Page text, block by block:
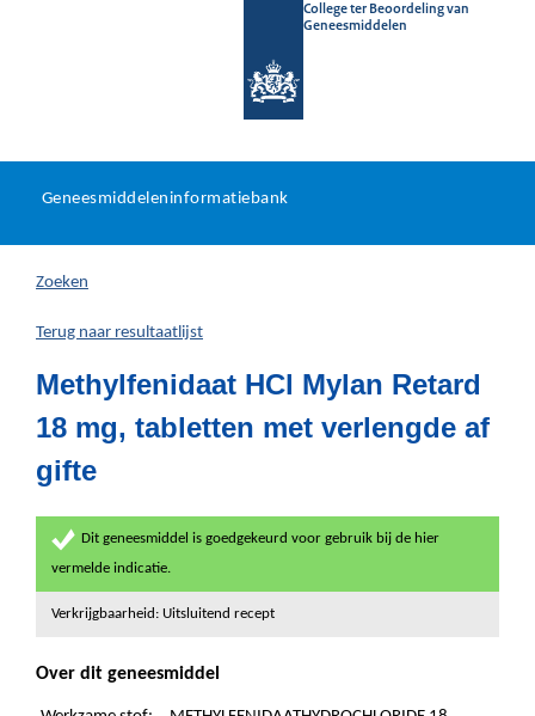
College ter Beoordeling van
Geneesmiddelen
U
hier:
Geneesmiddeleninformatiebank
Zoeken
Terug naar resultaatlijst
Methylfenidaat HCl Mylan Retard
18 mg, tabletten met verlengde af
gifte
Dit geneesmiddel is goedgekeurd voor gebruik bij de hier
vermelde indicatie.
Verkrijgbaarheid: Uitsluitend recept
Over dit geneesmiddel